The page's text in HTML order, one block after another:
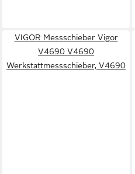
VIGOR Messschieber Vigor
V4690 V4690
Werkstattmessschieber, V4690